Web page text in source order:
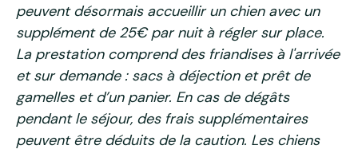
peuvent désormais accueillir un chien avec un
supplément de 25€ par nuit à régler sur place.
La prestation comprend des friandises à l'arrivée
et sur demande : sacs à déjection et prêt de
gamelles et d’un panier. En cas de dégâts
pendant le séjour, des frais supplémentaires
peuvent être déduits de la caution. Les chiens